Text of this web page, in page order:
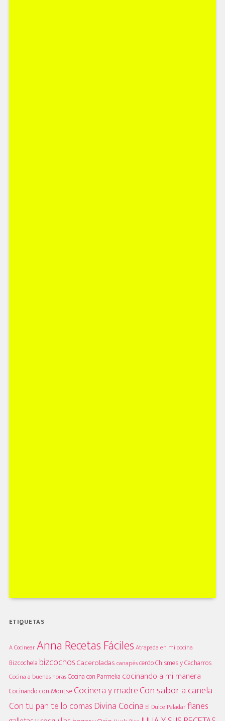
ETIQUETAS
A CocinearAnna Recetas FácilesAtrapada en mi cocina
Bizcochela bizcochosCaceroladascanapéscerdoChismes y Cacharros
Cocina a buenas horasCocina con Parmelia cocinando a mi manera
Cocinando con MontseCocinera y madreCon sabor a canela
Con tu pan te lo comasDivina Cocina El Dulce Paladarflanes